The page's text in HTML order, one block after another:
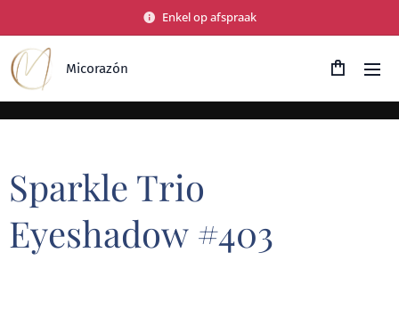
Enkel op afspraak
Micorazón
Sparkle Trio
Eyeshadow #403